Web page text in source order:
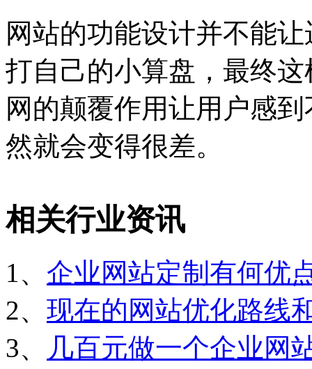
网站的功能设计并不能
打自己的小算盘，最终
网的颠覆作用让用户感
然就会变得很差。
相关行业资讯
1、 企业网站定制有何优
2、 现在的网站优化路线
3、
几百元做一个企业网